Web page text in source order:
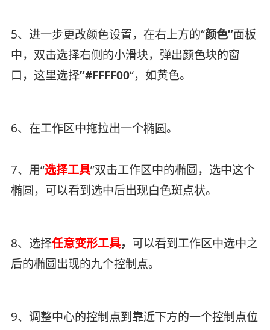
5、进一步更改颜色设置，在右上方的“颜色”面板
中，双击选择右侧的小滑块，弹出颜色块的窗
口，这里选择”#FFFF00“，如黄色。
6、在工作区中拖拉出一个椭圆。
7、用“选择工具”双击工作区中的椭圆，选中这个
椭圆，可以看到选中后出现白色斑点状。
8、选择任意变形工具， 可以看到工作区中选中之
后的椭圆出现的九个控制点。
9、调整中心的控制点到靠近下方的一个控制点位